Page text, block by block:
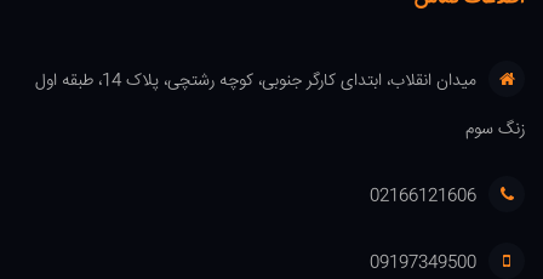
میدان انقلاب، ابتدای کارگر جنوبی، کوچه رشتچی، پلاک 14، طبقه اول
زنگ سوم
02166121606
09197349500